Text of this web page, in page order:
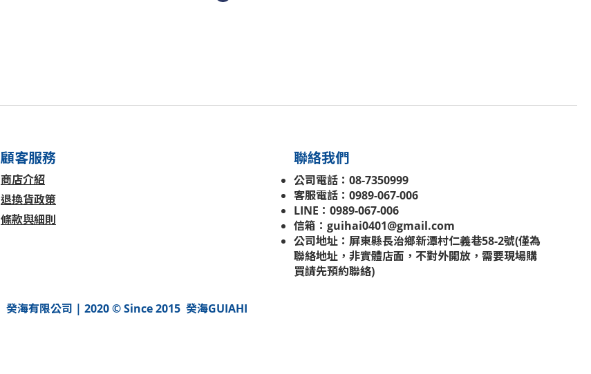
顧客服務
商店介紹
退換貨政策
條款與細則
聯絡我們
公司電話：08-7350999
客服電話：0989-067-006
LINE：0989-067-006
信箱：guihai0401@gmail.com
公司地址：屏東縣長治鄉新潭村仁義巷58-2號(僅為
聯絡地址，非實體店面，不對外開放，需要現場購
買請先預約聯絡)
癸海有限公司 | 2020 © Since 2015 癸海GUIAHI